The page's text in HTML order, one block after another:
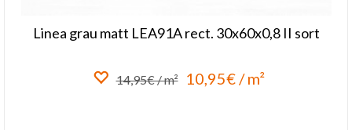
Linea grau matt LEA91A rect. 30x60x0,8 II sort
14,95€ / m² 10,95€ / m²